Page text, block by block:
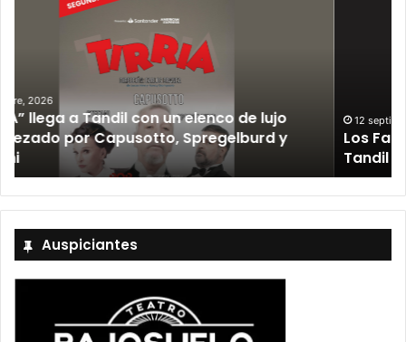
12 septiembre, 2026
Los Fabulosos Cadillacs anunciaron su show en
Tandil y ya están a la venta las entradas
Auspiciantes